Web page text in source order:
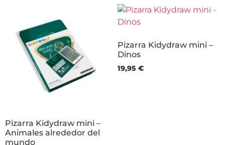
Pizarra Kidydraw mini –
Animales alrededor del
mundo
Pizarra Kidydraw mini –
Dinos
19,95 €